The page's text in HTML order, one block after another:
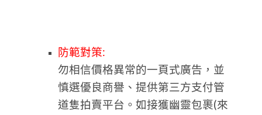
防範對策:
勿相信價格異常的一頁式廣告，並
慎選優良商譽、提供第三方支付管
道隻拍賣平台。如接獲幽靈包裹(來